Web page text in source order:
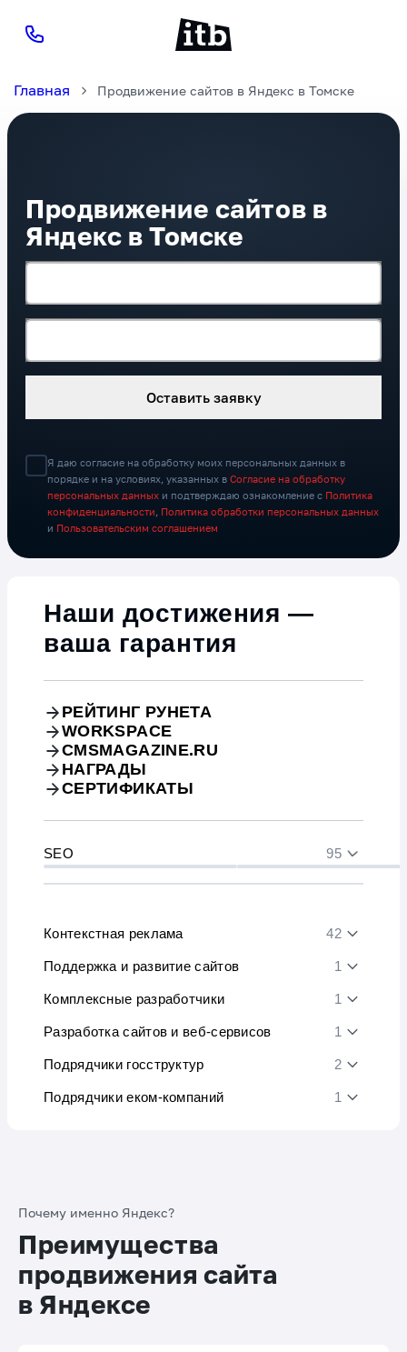
Главная Продвижение сайтов в Яндекс в Томске
Продвижение сайтов в
Яндекс в Томске
Оставить заявку
Я даю согласие на обработку моих персональных данных в
порядке и на условиях, указанных в Согласие на обработку
персональных данных и подтверждаю ознакомление с Политика
конфиденциальности, Политика обработки персональных данных
и Пользовательским соглашением
Наши достижения —
ваша гарантия
РЕЙТИНГ РУНЕТА
WORKSPACE
CMSMAGAZINE.RU
НАГРАДЫ
СЕРТИФИКАТЫ
SEO 95
Почему именно Яндекс?
Преимущества
продвижения сайта
в Яндексе